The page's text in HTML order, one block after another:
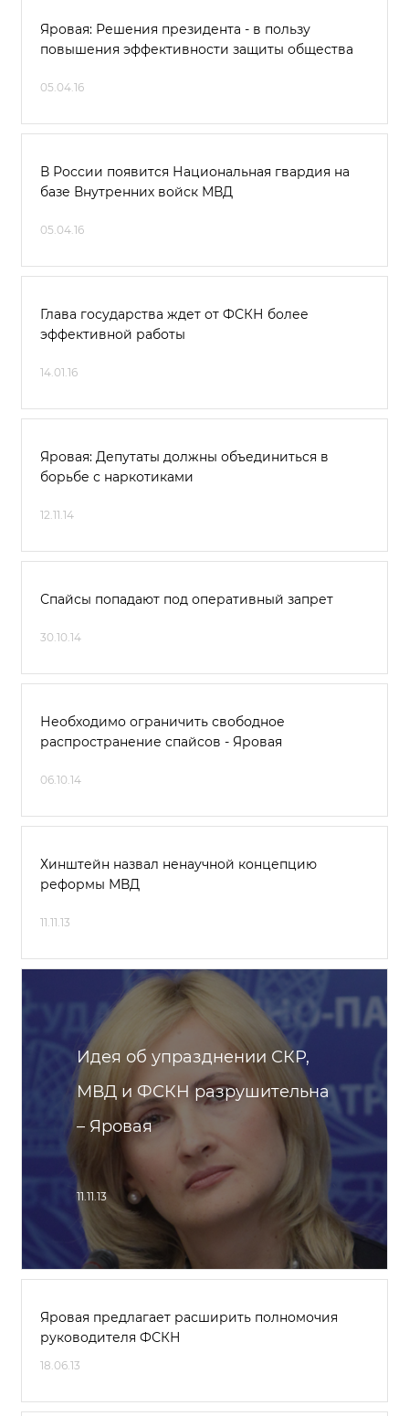
Яровая: Решения президента - в пользу
повышения эффективности защиты общества
05.04.16
В России появится Национальная гвардия на
базе Внутренних войск МВД
05.04.16
Глава государства ждет от ФСКН более
эффективной работы
14.01.16
Яровая: Депутаты должны объединиться в
борьбе с наркотиками
12.11.14
Спайсы попадают под оперативный запрет
30.10.14
Необходимо ограничить свободное
распространение спайсов - Яровая
06.10.14
Хинштейн назвал ненаучной концепцию
реформы МВД
11.11.13
Идея об упразднении СКР,
МВД и ФСКН разрушительна
– Яровая
11.11.13
Яровая предлагает расширить полномочия
руководителя ФСКН
18.06.13